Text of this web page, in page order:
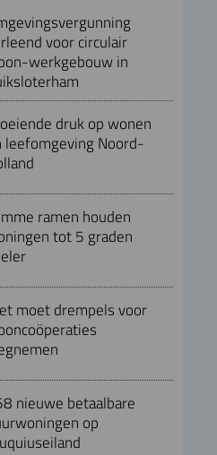
voor circulair
werkgebouw in
druk op wonen
leefomgeving Noord-
ramen houden
tot 5 graden
moet drempels voor
nieuwe betaalbare
op